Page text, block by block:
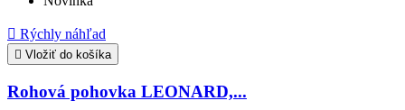
 Rýchly náhľad
 Vložiť do košíka
Rohová pohovka LEONARD,...